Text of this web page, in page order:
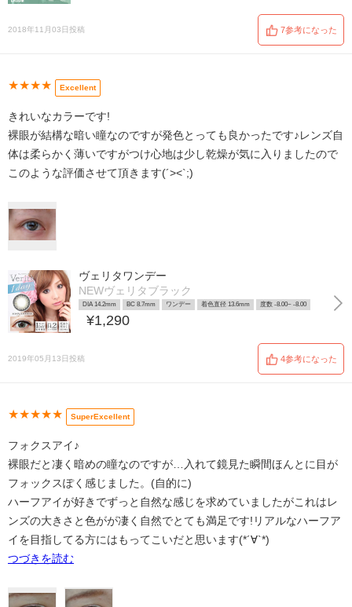
2018年11月03日投稿 7参考になった
★★★★ Excellent
きれいなカラーです!
裸眼が結構な暗い瞳なのですが発色とっても良かったです♪レンズ自
体は柔らかく薄いですがつけ心地は少し乾燥が気に入りましたので
このような評価させて頂きます(´><`;)
ヴェリタワンデー
NEWヴェリタブラック
DIA 14.2mm BC 8.7mm ワンデー 着色直径 13.6mm 度数 -8.00~ -8.00
¥1,290
2019年05月13日投稿 4参考になった
★★★★★ SuperExcellent
フォクスアイ♪
裸眼だと凄く暗めの瞳なのですが…入れて鏡見た瞬間ほんとに目が
フォックスぽく感じました。(自的に)
ハーフアイが好きでずっと自然な感じを求めていましたがこれはレ
ンズの大きさと色がが凄く自然でとても満足です!リアルなハーフア
イを目指してる方にはもってこいだと思います(*´∀`*)
つづきを読む